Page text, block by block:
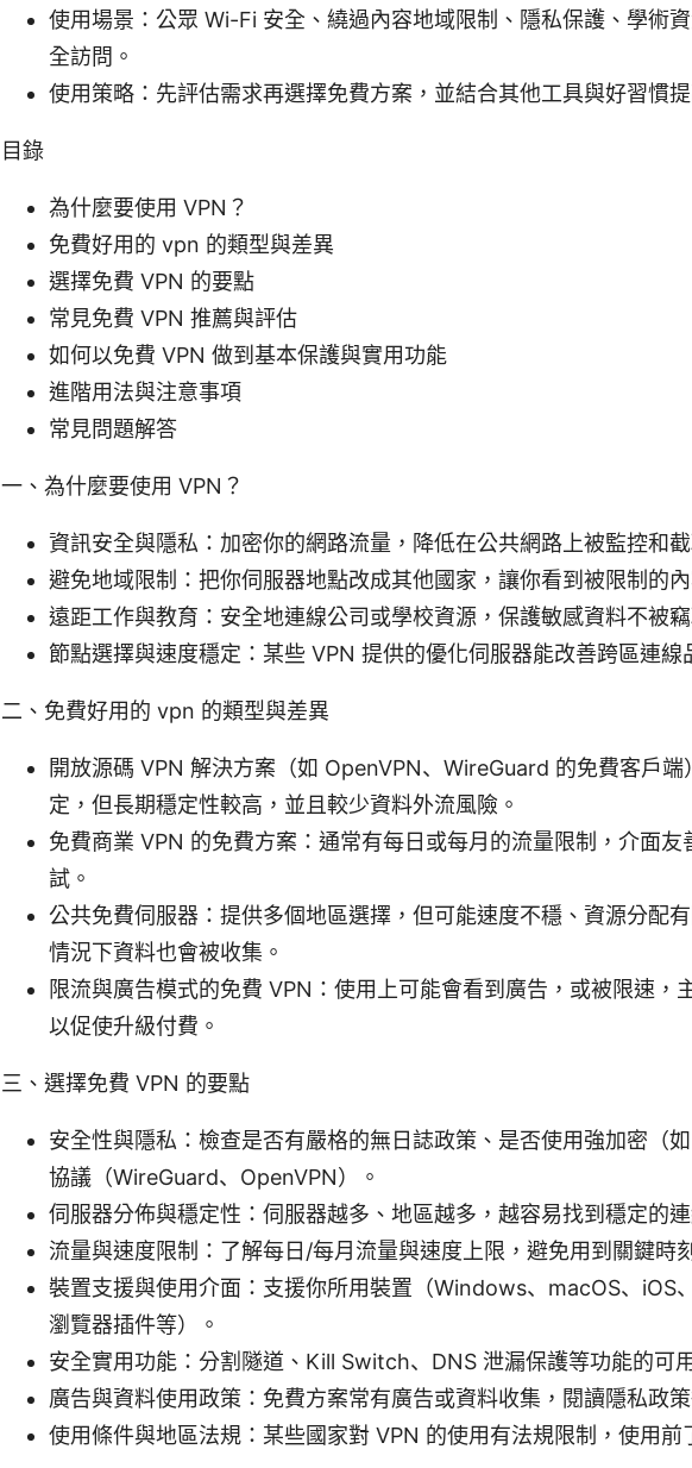
使用場景：公眾 Wi-Fi 安全、繞過內容地域限制、隱私保護、學術
全訪問。
使用策略：先評估需求再選擇免費方案，並結合其他工具與好習慣提
目錄
為什麼要使用 VPN？
免費好用的 vpn 的類型與差異
選擇免費 VPN 的要點
常見免費 VPN 推薦與評估
如何以免費 VPN 做到基本保護與實用功能
進階用法與注意事項
常見問題解答
一、為什麼要使用 VPN？
資訊安全與隱私：加密你的網路流量，降低在公共網路上被監控和截
避免地域限制：把你伺服器地點改成其他國家，讓你看到被限制的內
遠距工作與教育：安全地連線公司或學校資源，保護敏感資料不被竊
節點選擇與速度穩定：某些 VPN 提供的優化伺服器能改善跨區連線
二、免費好用的 vpn 的類型與差異
開放源碼 VPN 解決方案（如 OpenVPN、WireGuard 的免費客戶端
定，但長期穩定性較高，並且較少資料外流風險。
免費商業 VPN 的免費方案：通常有每日或每月的流量限制，介面友
試。
公共免費伺服器：提供多個地區選擇，但可能速度不穩、資源分配
情況下資料也會被收集。
限流與廣告模式的免費 VPN：使用上可能會看到廣告，或被限速，
以促使升級付費。
三、選擇免費 VPN 的要點
安全性與隱私：檢查是否有嚴格的無日誌政策、是否使用強加密（
協議（WireGuard、OpenVPN）。
伺服器分佈與穩定性：伺服器越多、地區越多，越容易找到穩定的連
流量與速度限制：了解每日/每月流量與速度上限，避免用到關鍵時
裝置支援與使用介面：支援你所用裝置（Windows、macOS、iOS
瀏覽器插件等）。
安全實用功能：分割隧道、Kill Switch、DNS 泄漏保護等功能的可
廣告與資料使用政策：免費方案常有廣告或資料收集，閱讀隱私政策
使用條件與地區法規：某些國家對 VPN 的使用有法規限制，使用前